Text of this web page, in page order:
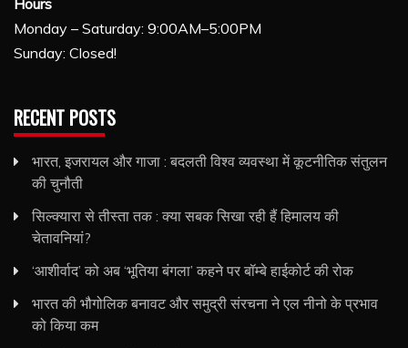
Hours
Monday – Saturday: 9:00AM–5:00PM
Sunday: Closed!
RECENT POSTS
भारत, इजरायल और गाजा : बदलती विश्व व्यवस्था में कूटनीतिक संतुलन
की चुनौती
सिल्क्यारा से तीस्ता तक : क्या सबक सिखा रही हैं हिमालय की
चेतावनियां?
‘आशीर्वाद’ को अब ‘भूतिया बंगला’ कहने पर बॉम्बे हाईकोर्ट की रोक
भारत की भौगोलिक बनावट और समुद्री संरचना ने एल नीनो के प्रभाव
को किया कम